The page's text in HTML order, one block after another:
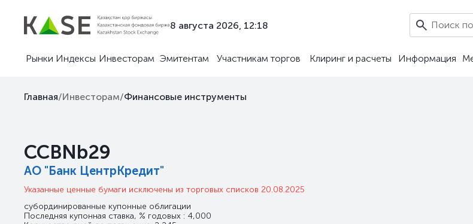
8 августа 2026, 12:18
Рынки Индексы Инвесторам Эмитентам Участникам торгов Клиринг и расчеты Информация
Главная/Инвесторам/Финансовые инструменты
CCBNb29
АО "Банк ЦентрКредит"
Указанные ценные бумаги исключены из торговых списков 20.08.2025
субординированные купонные облигации
Последняя купонная ставка, % годовых : 4,000